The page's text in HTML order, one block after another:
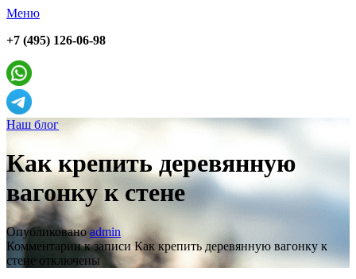
Меню
+7 (495) 126-06-98
Наш блог
Как крепить деревянную
вагонку к стене
Опубликовано admin
Комментариик записи Как крепить деревянную вагонку к
стенеотключены